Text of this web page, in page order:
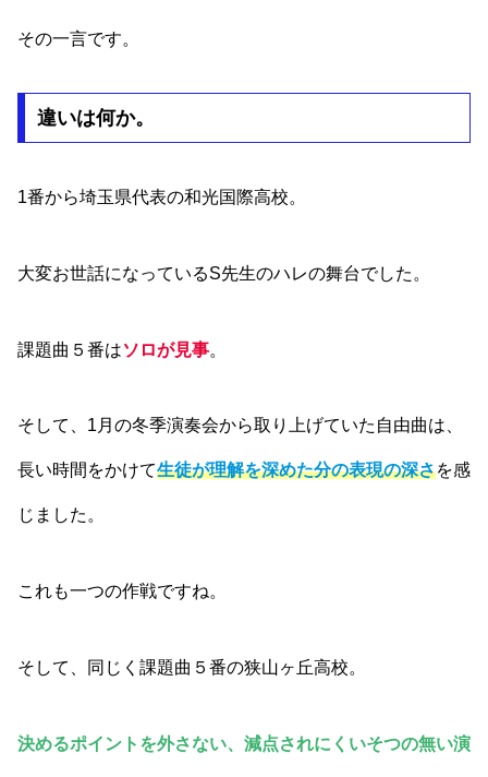
その一言です。
違いは何か。
1番から埼玉県代表の和光国際高校。
大変お世話になっているS先生のハレの舞台でした。
課題曲５番はソロが見事。
そして、1月の冬季演奏会から取り上げていた自由曲は、
長い時間をかけて生徒が理解を深めた分の表現の深さを感
じました。
これも一つの作戦ですね。
そして、同じく課題曲５番の狭山ヶ丘高校。
決めるポイントを外さない、減点されにくいそつの無い演